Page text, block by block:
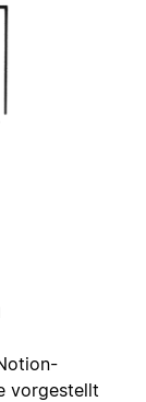
vorgestellt